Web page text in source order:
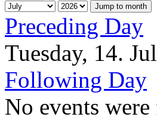
Jump to month
Preceding Day
Tuesday, 14.
Following Day
No events